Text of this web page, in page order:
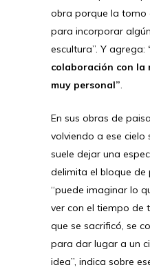
obra porque la
para incorporar
escultura”. Y agrega:
colaboración con la
muy personal”.
En sus obras de
volviendo a ese
suele dejar una
delimita el bloque de
“puede imaginar lo
ver con el tiempo de
que se sacrificó, se
para dar lugar a un
idea”, indica sobre